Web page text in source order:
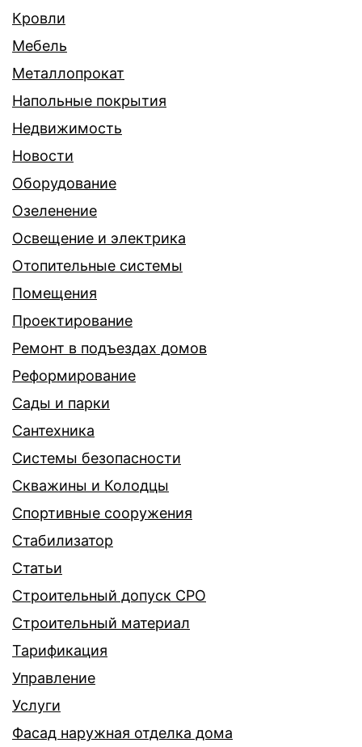
Кровли
Мебель
Металлопрокат
Напольные покрытия
Недвижимость
Новости
Оборудование
Озеленение
Освещение и электрика
Отопительные системы
Помещения
Проектирование
Ремонт в подъездах домов
Реформирование
Сады и парки
Сантехника
Системы безопасности
Скважины и Колодцы
Спортивные сооружения
Стабилизатор
Статьи
Строительный допуск СРО
Строительный материал
Тарификация
Управление
Услуги
Фасад наружная отделка дома